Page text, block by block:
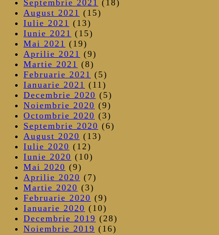
Septembrie 2021 (18)
August 2021 (15)
Iulie 2021 (13)
Iunie 2021 (15)
Mai 2021 (19)
Aprilie 2021 (9)
Martie 2021 (8)
Februarie 2021 (5)
Ianuarie 2021 (11)
Decembrie 2020 (5)
Noiembrie 2020 (9)
Octombrie 2020 (3)
Septembrie 2020 (6)
August 2020 (13)
Iulie 2020 (12)
Iunie 2020 (10)
Mai 2020 (9)
Aprilie 2020 (7)
Martie 2020 (3)
Februarie 2020 (9)
Ianuarie 2020 (10)
Decembrie 2019 (28)
Noiembrie 2019 (16)